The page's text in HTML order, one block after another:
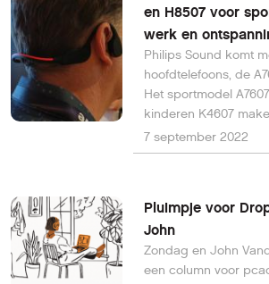
en H8507 voor
werk en
Philips Sound komt
hoofdtelefoons, de
Het sportmodel
kinderen K4607
van
premiun H8507
de app Philips
7 september 2022
Pluimpje voor
John
Zondag en John
een column voor